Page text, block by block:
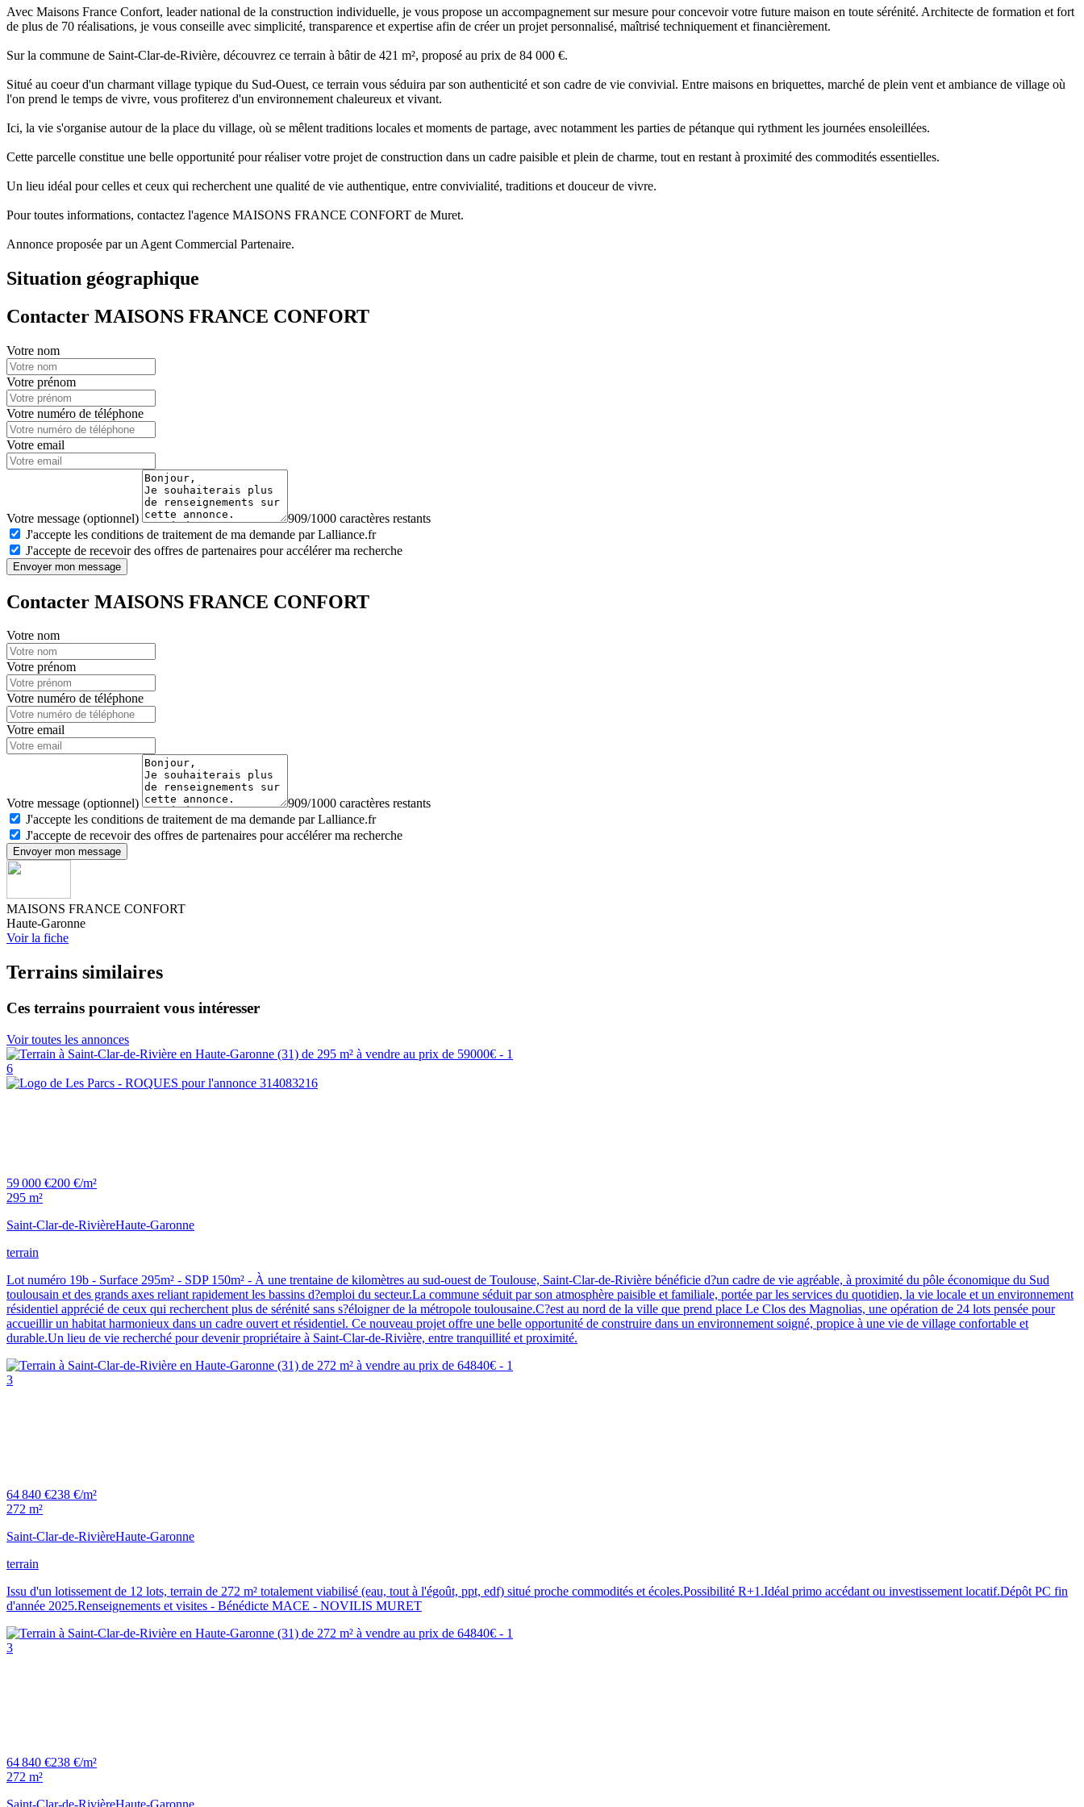
Avec Maisons France Confort, leader national de la construction individuelle, je vous propose un accompagnement sur mesure pour concevoir votre future maison en toute sérénité. Architecte de formation et fort
de plus de 70 réalisations, je vous conseille avec simplicité, transparence et expertise afin de créer un projet personnalisé, maîtrisé techniquement et financièrement.
Sur la commune de Saint-Clar-de-Rivière, découvrez ce terrain à bâtir de 421 m², proposé au prix de 84 000 €.
Situé au coeur d'un charmant village typique du Sud-Ouest, ce terrain vous séduira par son authenticité et son cadre de vie convivial. Entre maisons en briquettes, marché de plein vent et ambiance de village où
l'on prend le temps de vivre, vous profiterez d'un environnement chaleureux et vivant.
Ici, la vie s'organise autour de la place du village, où se mêlent traditions locales et moments de partage, avec notamment les parties de pétanque qui rythment les journées ensoleillées.
Cette parcelle constitue une belle opportunité pour réaliser votre projet de construction dans un cadre paisible et plein de charme, tout en restant à proximité des commodités essentielles.
Un lieu idéal pour celles et ceux qui recherchent une qualité de vie authentique, entre convivialité, traditions et douceur de vivre.
Pour toutes informations, contactez l'agence MAISONS FRANCE CONFORT de Muret.
Annonce proposée par un Agent Commercial Partenaire.
Situation géographique
Contacter MAISONS FRANCE CONFORT
Votre nom
Votre prénom
Votre numéro de téléphone
Votre email
Votre message (optionnel)
909/1000 caractères restants
J'accepte les conditions de traitement de ma demande par Lalliance.fr
J'accepte de recevoir des offres de partenaires pour accélérer ma recherche
Envoyer mon message
Contacter MAISONS FRANCE CONFORT
Votre nom
Votre prénom
Votre numéro de téléphone
Votre email
Votre message (optionnel)
909/1000 caractères restants
J'accepte les conditions de traitement de ma demande par Lalliance.fr
J'accepte de recevoir des offres de partenaires pour accélérer ma recherche
Envoyer mon message
MAISONS FRANCE CONFORT
Haute-Garonne
Voir la fiche
Terrains similaires
Ces terrains pourraient vous intéresser
Voir toutes les annonces
6
59 000 €200 €/m²
295 m²
Saint-Clar-de-RivièreHaute-Garonne
terrain
Lot numéro 19b - Surface 295m² - SDP 150m² - À une trentaine de kilomètres au sud-ouest de Toulouse, Saint-Clar-de-Rivière bénéficie d?un cadre de vie agréable, à proximité du pôle économique du Sud
toulousain et des grands axes reliant rapidement les bassins d?emploi du secteur.La commune séduit par son atmosphère paisible et familiale, portée par les services du quotidien, la vie locale et un environnement
résidentiel apprécié de ceux qui recherchent plus de sérénité sans s?éloigner de la métropole toulousaine.C?est au nord de la ville que prend place Le Clos des Magnolias, une opération de 24 lots pensée pour
accueillir un habitat harmonieux dans un cadre ouvert et résidentiel. Ce nouveau projet offre une belle opportunité de construire dans un environnement soigné, propice à une vie de village confortable et
durable.Un lieu de vie recherché pour devenir propriétaire à Saint-Clar-de-Rivière, entre tranquillité et proximité.
3
64 840 €238 €/m²
272 m²
Saint-Clar-de-RivièreHaute-Garonne
terrain
Issu d'un lotissement de 12 lots, terrain de 272 m² totalement viabilisé (eau, tout à l'égoût, ppt, edf) situé proche commodités et écoles.Possibilité R+1.Idéal primo accédant ou investissement locatif.Dépôt PC fin
d'année 2025.Renseignements et visites - Bénédicte MACE - NOVILIS MURET
3
64 840 €238 €/m²
272 m²
Saint-Clar-de-RivièreHaute-Garonne